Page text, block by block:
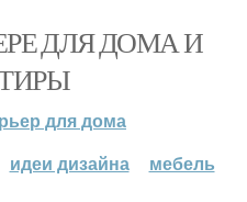
ДЛЯ ДОМА И
для дома
идеи дизайна мебель